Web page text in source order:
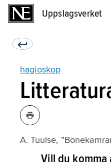
Uppslagsverket
hagioskop
A. Tuulse,
Forsman m.fl.
Vill du komma